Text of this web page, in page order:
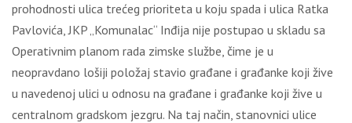
prohodnosti ulica trećeg prioriteta u koju spada i ulica Ratka
Pavlovića, JKP „Komunalac“ Inđija nije postupao u skladu sa
Operativnim planom rada zimske službe, čime je u
neopravdano lošiji položaj stavio građane i građanke koji žive
u navedenoj ulici u odnosu na građane i građanke koji žive u
centralnom gradskom jezgru. Na taj način, stanovnici ulice